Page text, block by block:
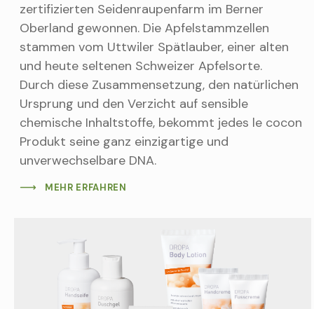
zertifizierten Seidenraupenfarm im Berner
Oberland gewonnen. Die Apfelstammzellen
stammen vom Uttwiler Spätlauber, einer alten
und heute seltenen Schweizer Apfelsorte.
Durch diese Zusammensetzung, den natürlichen
Ursprung und den Verzicht auf sensible
chemische Inhaltstoffe, bekommt jedes le cocon
Produkt seine ganz einzigartige und
unverwechselbare DNA.
MEHR ERFAHREN